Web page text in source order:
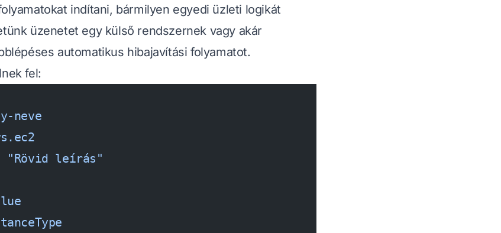
indítani, bármilyen egyedi üzleti logikát
üzenetet egy külső rendszernek vagy akár
automatikus hibajavítási folyamatot.
fel:
neve
"Rövid leírás"